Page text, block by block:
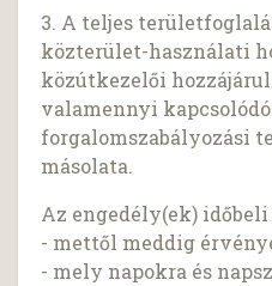
3. A teljes
közterület-használati
közútkezelői
valamennyi
forgalomszabályozási
másolata.
Az engedély(ek)
- mettől meddig
- mely napokra és